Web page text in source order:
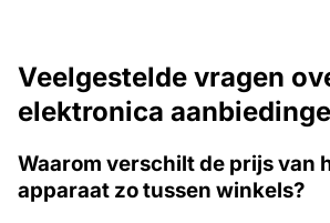
Veelgestelde vragen
elektronica
Waarom verschilt de prijs van
apparaat zo tussen winkels?